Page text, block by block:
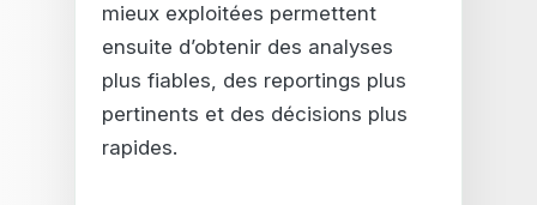
mieux exploitées permettent
ensuite d’obtenir des analyses
plus fiables, des reportings plus
pertinents et des décisions plus
rapides.